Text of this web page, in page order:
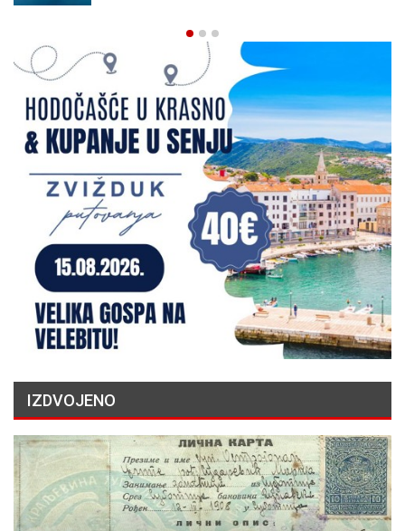
IZDVOJENO